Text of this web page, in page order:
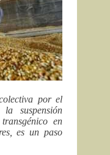
por el
suspensión
en
es un paso